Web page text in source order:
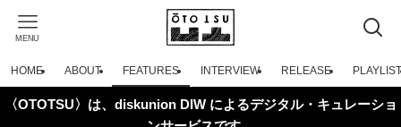
MENU
HOME ABOUT FEATURES INTERVIEW RELEASE PLAYLIST
〈OTOTSU〉は、diskunion DIW によるデジタル・キュレーショ